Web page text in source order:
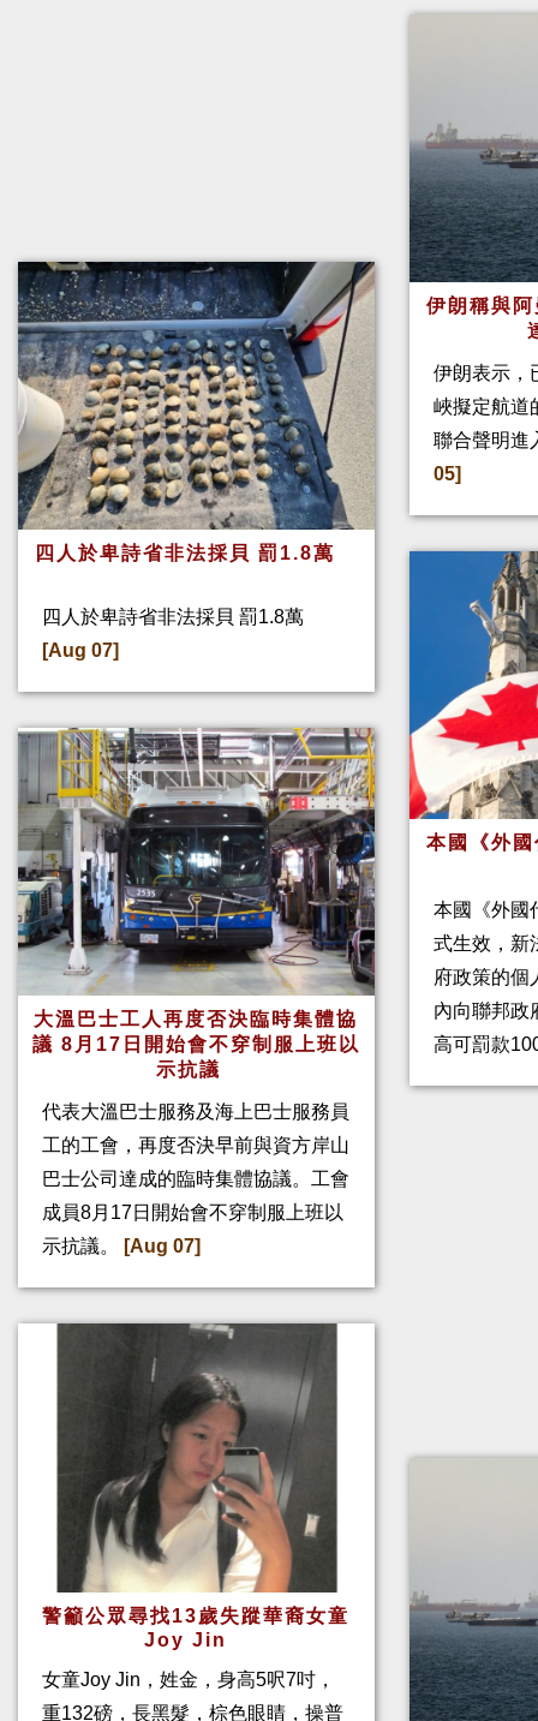
四人於卑詩省非法採貝 罰1.8萬
四人於卑詩省非法採貝 罰1.8萬
[Aug 07]
大溫巴士工人再度否決臨時集體協
議 8月17日開始會不穿制服上班以
示抗議
代表大溫巴士服務及海上巴士服務員
工的工會，再度否決早前與資方岸山
巴士公司達成的臨時集體協議。工會
成員8月17日開始會不穿制服上班以
示抗議。
[Aug 07]
警籲公眾尋找13歲失蹤華裔女童
Joy Jin
女童Joy Jin，姓金，身高5呎7吋，
重132磅，長黑髮，棕色眼睛，操普
伊朗稱與
伊朗表示，
峽擬定航道
聯合聲明進
05]
本國《外
本國《外國
式生效，新
府政策的個
內向聯邦政
高可罰款